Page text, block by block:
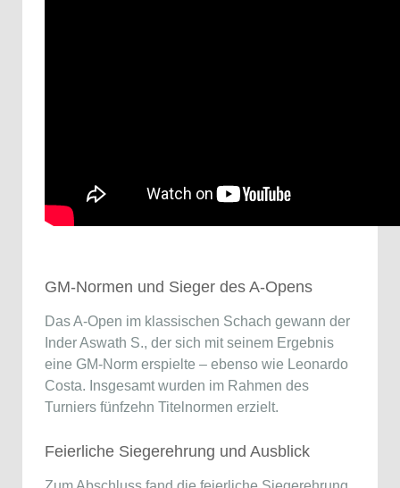
GM-Normen und Sieger des A-Opens
Das A-Open im klassischen Schach gewann der
Inder Aswath S., der sich mit seinem Ergebnis
eine GM-Norm erspielte – ebenso wie Leonardo
Costa. Insgesamt wurden im Rahmen des
Turniers fünfzehn Titelnormen erzielt.
Feierliche Siegerehrung und Ausblick